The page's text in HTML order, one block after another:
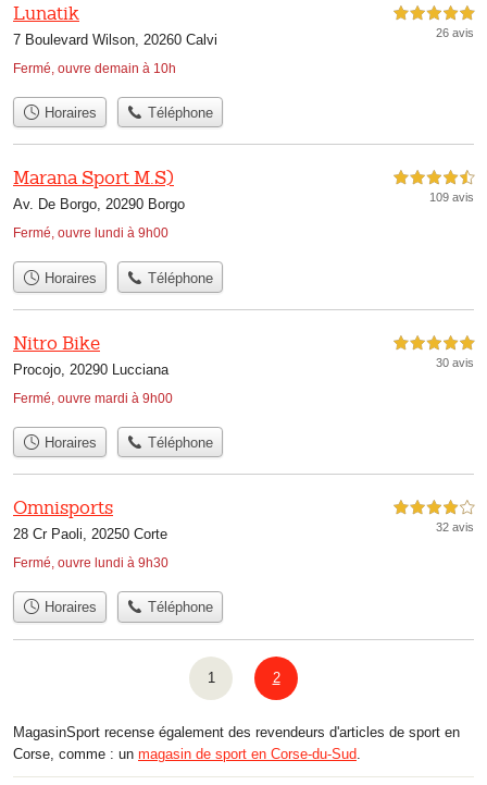
Lunatik
7 Boulevard Wilson, 20260 Calvi
Fermé, ouvre demain à 10h
5,0 étoiles sur 5
26 avis
Horaires Téléphone
Marana Sport M.S)
Av. De Borgo, 20290 Borgo
Fermé, ouvre lundi à 9h00
4,5 étoiles sur 5
109 avis
Horaires Téléphone
Nitro Bike
Procojo, 20290 Lucciana
Fermé, ouvre mardi à 9h00
5,0 étoiles sur 5
30 avis
Horaires Téléphone
Omnisports
28 Cr Paoli, 20250 Corte
Fermé, ouvre lundi à 9h30
4,0 étoiles sur 5
32 avis
Horaires Téléphone
1 2
MagasinSport recense également des revendeurs d'articles de sport en
Corse, comme : un magasin de sport en Corse-du-Sud